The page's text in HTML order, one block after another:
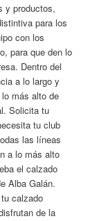
y productos,
para los
con los
para que den lo
Dentro del
a lo largo y
más alto de
Solicita tu
tu club
las líneas
a lo más alto
el calzado
Alba Galán.
calzado
de la